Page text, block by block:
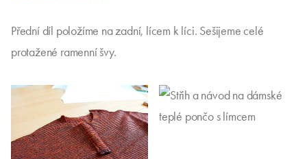
Přední díl položíme na zadní, lícem k líci. Sešijeme celé
protažené ramenní švy.